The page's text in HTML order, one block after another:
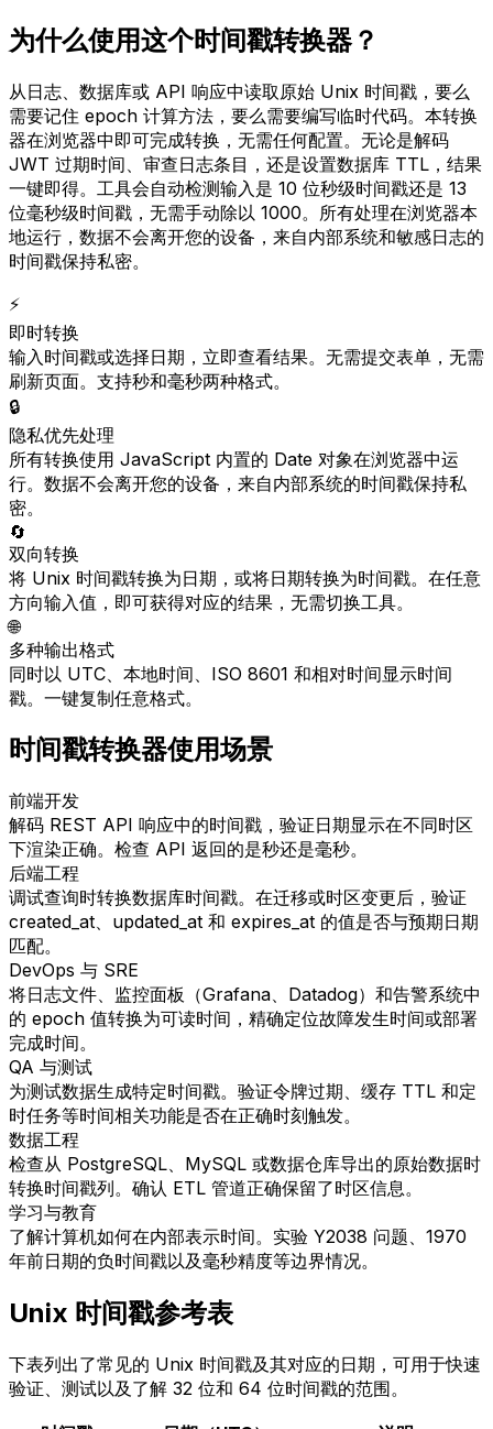
为什么使用这个时间戳转换器？
从日志、数据库或 API 响应中读取原始 Unix 时间戳，要么
需要记住 epoch 计算方法，要么需要编写临时代码。本转换
器在浏览器中即可完成转换，无需任何配置。无论是解码
JWT 过期时间、审查日志条目，还是设置数据库 TTL，结果
一键即得。工具会自动检测输入是 10 位秒级时间戳还是 13
位毫秒级时间戳，无需手动除以 1000。所有处理在浏览器本
地运行，数据不会离开您的设备，来自内部系统和敏感日志的
时间戳保持私密。
⚡
即时转换
输入时间戳或选择日期，立即查看结果。无需提交表单，无需
刷新页面。支持秒和毫秒两种格式。
🔒
隐私优先处理
所有转换使用 JavaScript 内置的 Date 对象在浏览器中运
行。数据不会离开您的设备，来自内部系统的时间戳保持私
密。
🔄
双向转换
将 Unix 时间戳转换为日期，或将日期转换为时间戳。在任意
方向输入值，即可获得对应的结果，无需切换工具。
🌐
多种输出格式
同时以 UTC、本地时间、ISO 8601 和相对时间显示时间
戳。一键复制任意格式。
时间戳转换器使用场景
前端开发
解码 REST API 响应中的时间戳，验证日期显示在不同时区
下渲染正确。检查 API 返回的是秒还是毫秒。
后端工程
调试查询时转换数据库时间戳。在迁移或时区变更后，验证
created_at、updated_at 和 expires_at 的值是否与预期日期
匹配。
DevOps 与 SRE
将日志文件、监控面板（Grafana、Datadog）和告警系统中
的 epoch 值转换为可读时间，精确定位故障发生时间或部署
完成时间。
QA 与测试
为测试数据生成特定时间戳。验证令牌过期、缓存 TTL 和定
时任务等时间相关功能是否在正确时刻触发。
数据工程
检查从 PostgreSQL、MySQL 或数据仓库导出的原始数据时
转换时间戳列。确认 ETL 管道正确保留了时区信息。
学习与教育
了解计算机如何在内部表示时间。实验 Y2038 问题、1970
年前日期的负时间戳以及毫秒精度等边界情况。
Unix 时间戳参考表
下表列出了常见的 Unix 时间戳及其对应的日期，可用于快速
验证、测试以及了解 32 位和 64 位时间戳的范围。